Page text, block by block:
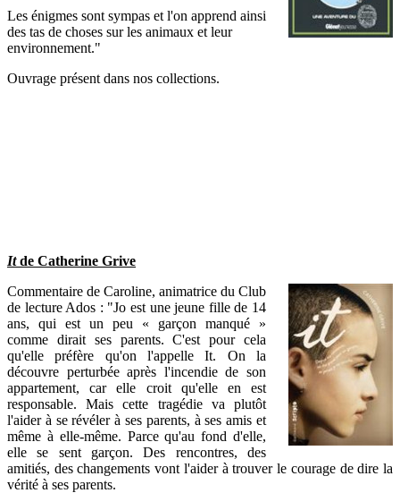
Les énigmes sont sympas et l'on apprend ainsi
des tas de choses sur les animaux et leur
environnement."
Ouvrage présent dans nos collections.
Itde Catherine Grive
Commentaire de Caroline, animatrice du Club
de lecture Ados : "Jo est une jeune fille de 14
ans, qui est un peu « garçon manqué »
comme dirait ses parents. C'est pour cela
qu'elle préfère qu'on l'appelle It. On la
découvre perturbée après l'incendie de son
appartement, car elle croit qu'elle en est
responsable. Mais cette tragédie va plutôt
l'aider à se révéler à ses parents, à ses amis et
même à elle-même. Parce qu'au fond d'elle,
elle se sent garçon. Des rencontres, des
amitiés, des changements vont l'aider à trouver le courage de dire la
vérité à ses parents.